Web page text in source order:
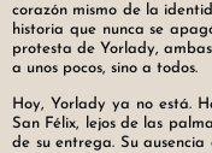
corazón mismo de la
historia que nunca se
protesta de Yorlady,
a unos pocos, sino a todos.
Hoy, Yorlady ya no está.
San Félix, lejos de las
de su entrega. Su